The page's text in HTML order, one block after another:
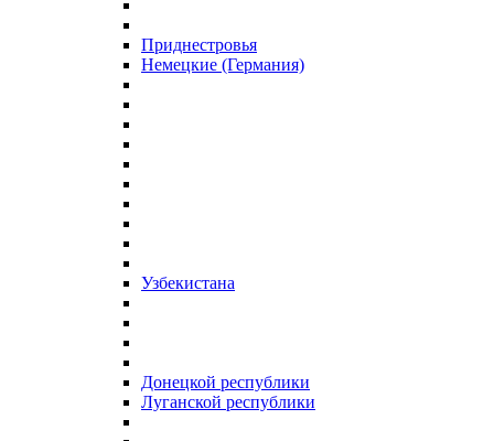
Приднестровья
Немецкие (Германия)
Узбекистана
Донецкой республики
Луганской республики